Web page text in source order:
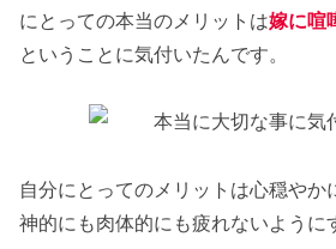
にとっての本当のメリットは嫁に喧
ということに気付いたんです。
自分にとってのメリットは心穏やか
神的にも肉体的にも疲れないように